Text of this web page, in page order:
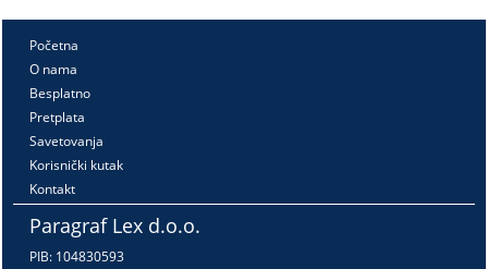
Početna
O nama
Besplatno
Pretplata
Savetovanja
Korisnički kutak
Kontakt
Paragraf Lex d.o.o.
PIB: 104830593